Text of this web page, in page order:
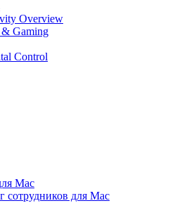
Overview
& Gaming
Control
Mac
сотрудников для Mac